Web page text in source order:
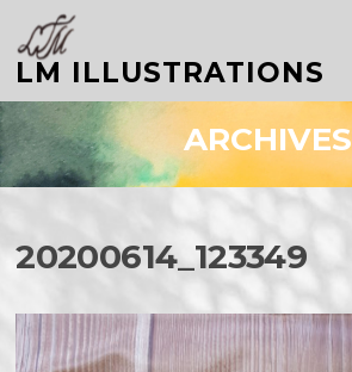
contenu
LM ILLUSTRATIONS
ARCHIVES
20200614_123349